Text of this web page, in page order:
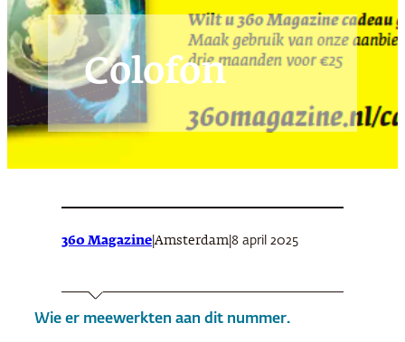
Colofon
360 Magazine Amsterdam 8 april 2025
Wie er meewerkten aan dit nummer.